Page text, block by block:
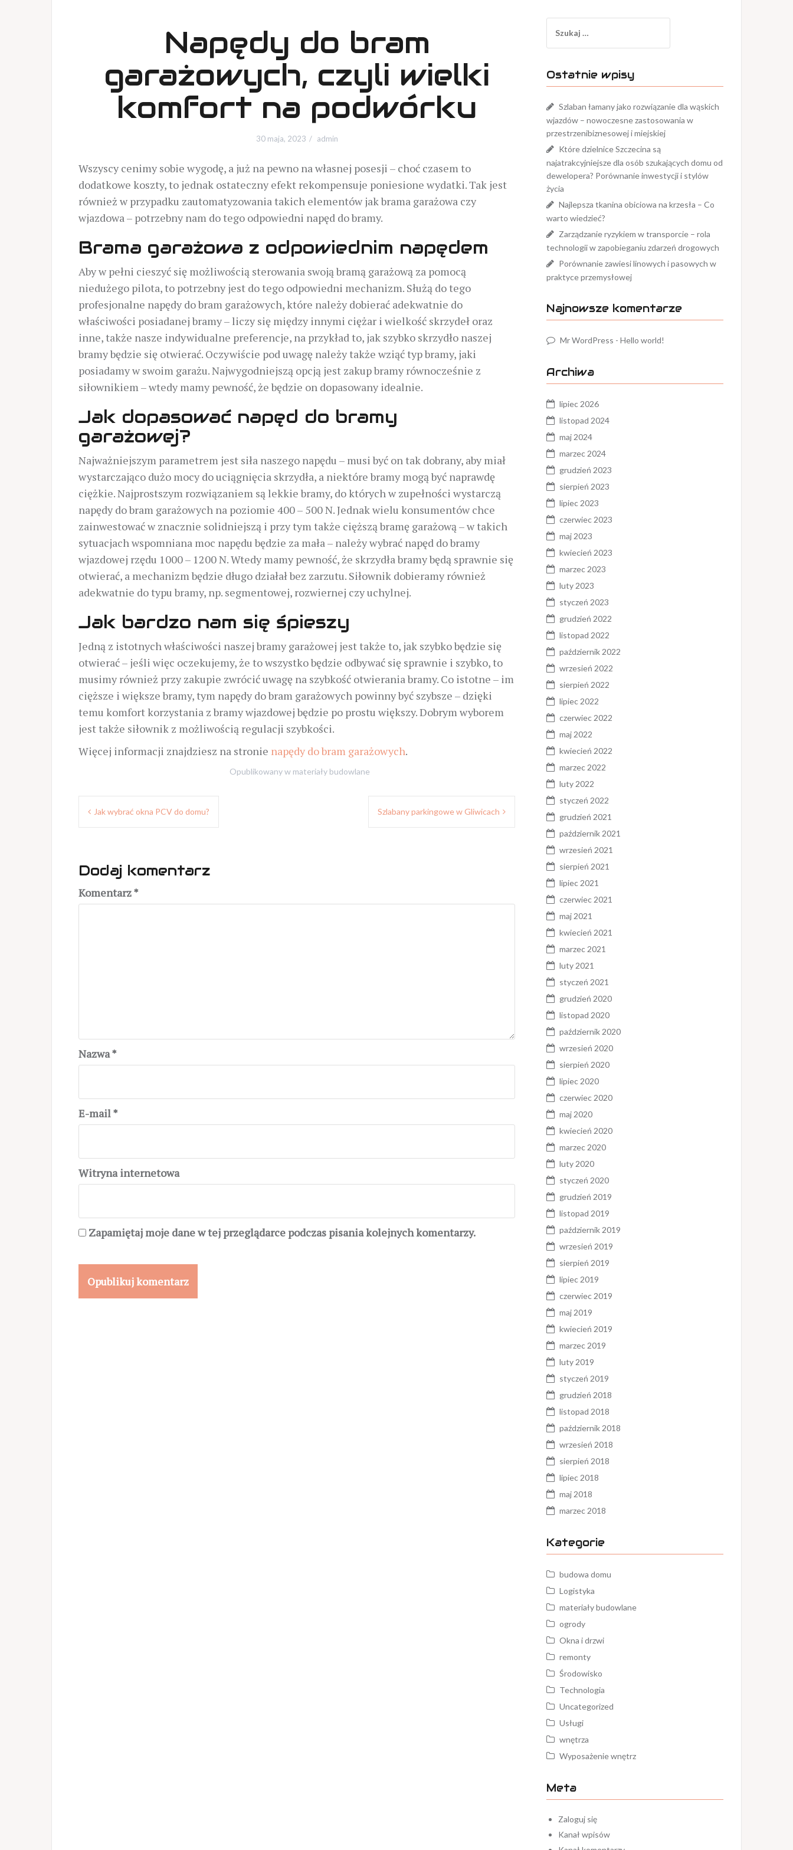
Napędy do bram
garażowych, czyli wielki
komfort na podwórku
30 maja, 2023 admin
Wszyscy cenimy sobie wygodę, a już na pewno na własnej posesji – choć czasem to
dodatkowe koszty, to jednak ostateczny efekt rekompensuje poniesione wydatki. Tak jest
również w przypadku zautomatyzowania takich elementów jak brama garażowa czy
wjazdowa – potrzebny nam do tego odpowiedni napęd do bramy.
Brama garażowa z odpowiednim napędem
Aby w pełni cieszyć się możliwością sterowania swoją bramą garażową za pomocą
niedużego pilota, to potrzebny jest do tego odpowiedni mechanizm. Służą do tego
profesjonalne napędy do bram garażowych, które należy dobierać adekwatnie do
właściwości posiadanej bramy – liczy się między innymi ciężar i wielkość skrzydeł oraz
inne, także nasze indywidualne preferencje, na przykład to, jak szybko skrzydło naszej
bramy będzie się otwierać. Oczywiście pod uwagę należy także wziąć typ bramy, jaki
posiadamy w swoim garażu. Najwygodniejszą opcją jest zakup bramy równocześnie z
siłownikiem – wtedy mamy pewność, że będzie on dopasowany idealnie.
Jak dopasować napęd do bramy
garażowej?
Najważniejszym parametrem jest siła naszego napędu – musi być on tak dobrany, aby miał
wystarczająco dużo mocy do uciągnięcia skrzydła, a niektóre bramy mogą być naprawdę
ciężkie. Najprostszym rozwiązaniem są lekkie bramy, do których w zupełności wystarczą
napędy do bram garażowych na poziomie 400 – 500 N. Jednak wielu konsumentów chce
zainwestować w znacznie solidniejszą i przy tym także cięższą bramę garażową – w takich
sytuacjach wspomniana moc napędu będzie za mała – należy wybrać napęd do bramy
wjazdowej rzędu 1000 – 1200 N. Wtedy mamy pewność, że skrzydła bramy będą sprawnie się
otwierać, a mechanizm będzie długo działał bez zarzutu. Siłownik dobieramy również
adekwatnie do typu bramy, np. segmentowej, rozwiernej czy uchylnej.
Jak bardzo nam się śpieszy
Jedną z istotnych właściwości naszej bramy garażowej jest także to, jak szybko będzie się
otwierać – jeśli więc oczekujemy, że to wszystko będzie odbywać się sprawnie i szybko, to
musimy również przy zakupie zwrócić uwagę na szybkość otwierania bramy. Co istotne – im
cięższe i większe bramy, tym napędy do bram garażowych powinny być szybsze – dzięki
temu komfort korzystania z bramy wjazdowej będzie po prostu większy. Dobrym wyborem
jest także siłownik z możliwością regulacji szybkości.
Więcej informacji znajdziesz na stronie napędy do bram garażowych.
Opublikowany w materiały budowlane
Nawigacja
Jak wybrać okna PCV do domu? Szlabany parkingowe w Gliwicach
Dodaj komentarz
Komentarz*
Nazwa*
E-mail*
Witryna internetowa
Zapamiętaj moje dane w tej przeglądarce podczas pisania kolejnych komentarzy.
Ostatnie wpisy
Szlaban łamany jako rozwiązanie dla wąskich
wjazdów – nowoczesne zastosowania w
przestrzenibiznesowej i miejskiej
Które dzielnice Szczecina są
najatrakcyjniejsze dla osób szukających domu od
dewelopera? Porównanie inwestycji i stylów
życia
Najlepsza tkanina obiciowa na krzesła – Co
warto wiedzieć?
Zarządzanie ryzykiem w transporcie – rola
technologii w zapobieganiu zdarzeń drogowych
Porównanie zawiesi linowych i pasowych w
praktyce przemysłowej
Najnowsze komentarze
Mr WordPress - Hello world!
Archiwa
lipiec 2026
listopad 2024
maj 2024
marzec 2024
grudzień 2023
sierpień 2023
lipiec 2023
czerwiec 2023
maj 2023
kwiecień 2023
marzec 2023
luty 2023
styczeń 2023
grudzień 2022
listopad 2022
październik 2022
wrzesień 2022
sierpień 2022
lipiec 2022
czerwiec 2022
maj 2022
kwiecień 2022
marzec 2022
luty 2022
styczeń 2022
grudzień 2021
październik 2021
wrzesień 2021
sierpień 2021
lipiec 2021
czerwiec 2021
maj 2021
kwiecień 2021
marzec 2021
luty 2021
styczeń 2021
grudzień 2020
listopad 2020
październik 2020
wrzesień 2020
sierpień 2020
lipiec 2020
czerwiec 2020
maj 2020
kwiecień 2020
marzec 2020
luty 2020
styczeń 2020
grudzień 2019
listopad 2019
październik 2019
wrzesień 2019
sierpień 2019
lipiec 2019
czerwiec 2019
maj 2019
kwiecień 2019
marzec 2019
luty 2019
styczeń 2019
grudzień 2018
listopad 2018
październik 2018
wrzesień 2018
sierpień 2018
lipiec 2018
maj 2018
marzec 2018
Kategorie
budowa domu
Logistyka
materiały budowlane
ogrody
Okna i drzwi
remonty
Środowisko
Technologia
Uncategorized
Usługi
wnętrza
Wyposażenie wnętrz
Meta
Zaloguj się
Kanał wpisów